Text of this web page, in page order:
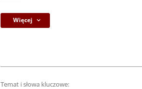
Więcej
Temat i słowa kluczowe: